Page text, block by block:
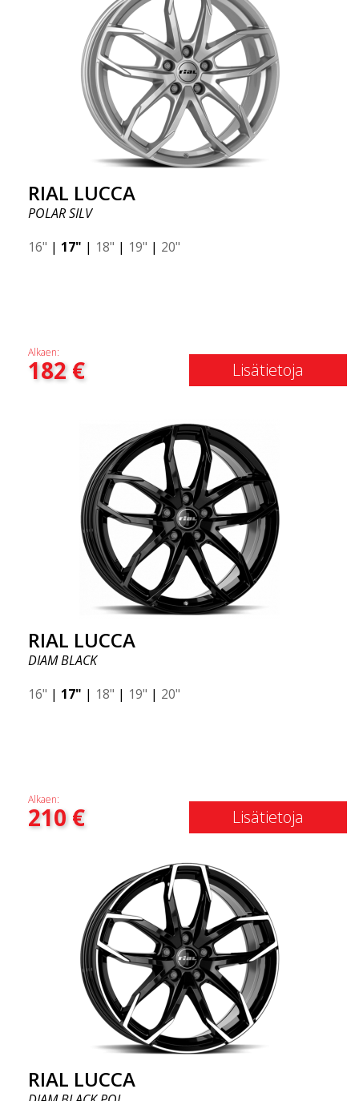
RIAL LUCCA
POLAR SILV
16" | 17" | 18" | 19" | 20"
Alkaen:
182€ Lisätietoja
RIAL LUCCA
DIAM BLACK
16" | 17" | 18" | 19" | 20"
Alkaen:
210€ Lisätietoja
RIAL LUCCA